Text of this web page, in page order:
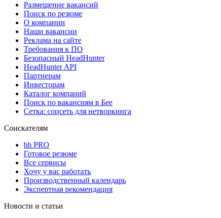
Размещение вакансий
Поиск по резюме
О компании
Наши вакансии
Реклама на сайте
Требования к ПО
Безопасный HeadHunter
HeadHunter API
Партнерам
Инвесторам
Каталог компаний
Поиск по вакансиям в Бее
Сетка: соцсеть для нетворкинга
Соискателям
hh PRO
Готовое резюме
Все сервисы
Хочу у вас работать
Производственный календарь
Экспертная рекомендация
Новости и статьи